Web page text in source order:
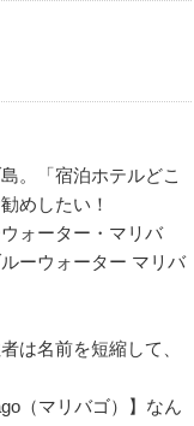
。「宿泊ホテルどこ
めしたい！
ォーター・マリバ
ーウォーター マリバ
は名前を短縮して、
（マリバゴ）】なん